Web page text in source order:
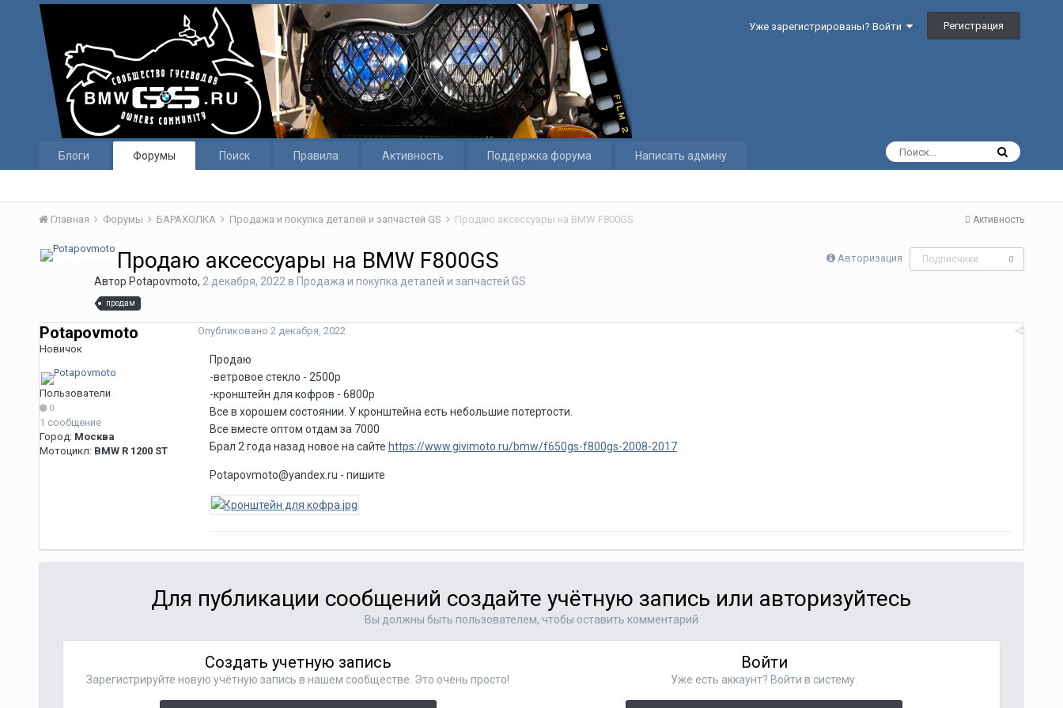
Уже зарегистрированы? Войти Регистрация
Блоги Форумы Поиск Правила Активность Поддержка форума Написать админу
Активность
Главная Форумы БАРАХОЛКА Продажа и покупка деталей и запчастей GS Продаю аксессуары на BMW F800GS
Авторизация Подписчики 0
Продаю аксессуары на BMW F800GS
Автор Potapovmoto, 2 декабря, 2022 в Продажа и покупка деталей и запчастей GS
продам
Potapovmoto
Новичок
Пользователи
0
1 сообщение
Город: Москва
Мотоцикл: BMW R 1200 ST
Опубликовано 2 декабря, 2022
Продаю
-ветровое стекло - 2500р
-кронштейн для кофров - 6800р
Все в хорошем состоянии. У кронштейна есть небольшие потертости.
Все вместе оптом отдам за 7000
Брал 2 года назад новое на сайте https://www.givimoto.ru/bmw/f650gs-f800gs-2008-2017
Potapovmoto@yandex.ru - пишите
Для публикации сообщений создайте учётную запись или авторизуйтесь
Вы должны быть пользователем, чтобы оставить комментарий
Создать учетную запись
Зарегистрируйте новую учётную запись в нашем сообществе. Это очень просто!
Войти
Уже есть аккаунт? Войти в систему.